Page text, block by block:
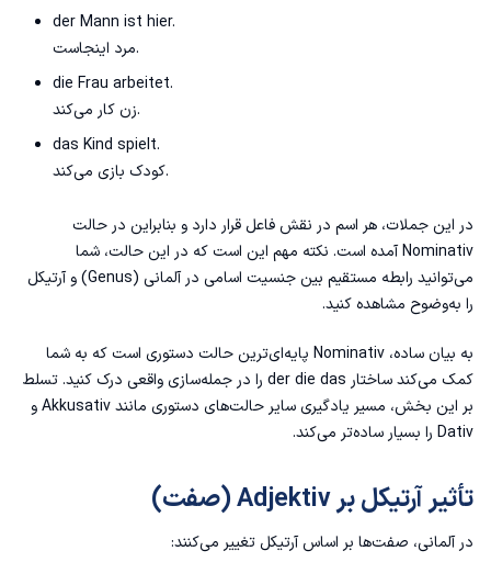
der Mann ist hier.
مرد اینجاست.
die Frau arbeitet.
زن کار می‌کند.
das Kind spielt.
کودک بازی می‌کند.
در این جملات، هر اسم در نقش فاعل قرار دارد و بنابراین در حالت
Nominativ آمده است. نکته مهم این است که در این حالت، شما
می‌توانید رابطه مستقیم بین جنسیت اسامی در آلمانی (Genus) و آرتیکل
را به‌وضوح مشاهده کنید.
به بیان ساده، Nominativ پایه‌ای‌ترین حالت دستوری است که به شما
کمک می‌کند ساختار der die das را در جمله‌سازی واقعی درک کنید. تسلط
بر این بخش، مسیر یادگیری سایر حالت‌های دستوری مانند Akkusativ و
Dativ را بسیار ساده‌تر می‌کند.
تأثیر آرتیکل بر Adjektiv (صفت)
در آلمانی، صفت‌ها بر اساس آرتیکل تغییر می‌کنند: